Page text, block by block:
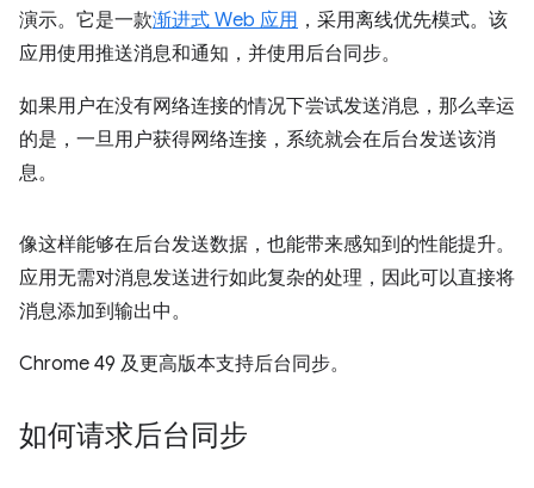
演示。它是一款渐进式 Web 应用 ，采用离线优先模式。该
应用使用推送消息和通知，并使用后台同步。
如果用户在没有网络连接的情况下尝试发送消息，那么幸运
的是，一旦用户获得网络连接，系统就会在后台发送该消
息。
像这样能够在后台发送数据，也能带来感知到的性能提升。
应用无需对消息发送进行如此复杂的处理，因此可以直接将
消息添加到输出中。
Chrome 49 及更高版本支持后台同步。
如何请求后台同步